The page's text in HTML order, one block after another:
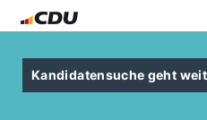
Kandidatensuche geht